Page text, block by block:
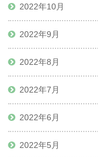
2022年10月
2022年9月
2022年8月
2022年7月
2022年6月
2022年5月